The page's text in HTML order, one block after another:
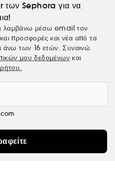
των Sephora για να
λαμβάνω μέσω email τον
προσφορές και νέα από τα
άνω των 16 ετών. Συναινώ
μου δεδομένων και